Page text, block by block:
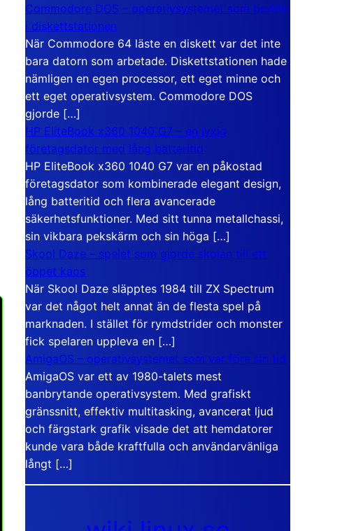
Commodore DOS – operativsystemet som bodde
i diskettstationen
När Commodore 64 läste en diskett var det inte
bara datorn som arbetade. Diskettstationen hade
nämligen en egen processor, ett eget minne och
ett eget operativsystem. Commodore DOS
gjorde […]
HP EliteBook x360 1040 G7 – en lyxig
företagsdator med lång batteritid
HP EliteBook x360 1040 G7 var en påkostad
företagsdator som kombinerade elegant design,
lång batteritid och flera avancerade
säkerhetsfunktioner. Med sitt tunna metallchassi,
sin vikbara pekskärm och sin höga […]
Skool Daze – spelet som gjorde skolan till ett
öppet kaos
När Skool Daze släpptes 1984 till ZX Spectrum
var det något helt annat än de flesta spel på
marknaden. I stället för rymdstrider och monster
fick spelaren uppleva en […]
AmigaOS – operativsystemet som var före sin tid
AmigaOS var ett av 1980-talets mest
banbrytande operativsystem. Med grafiskt
gränssnitt, effektiv multitasking, avancerat ljud
och färgstark grafik visade det att hemdatorer
kunde vara både kraftfulla och användarvänliga
långt […]